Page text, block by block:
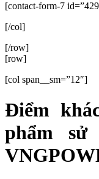
[contact-form-7
[/col]
[/row]
[row]
[col span__sm=”12″]
Điểm
phẩm